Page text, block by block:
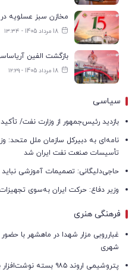
18 مرداد 1405 - ۱۳:۳۴
بازگشت الفین آریاساسول
18 مرداد 1405 - ۱۲:۲۹
سیاسی
بازدید رئیس‌جمهور از وزارت نفت/
نامه‌ای به دبیرکل سازمان ملل متحد:
تأسیسات صنعت نفت ایران شد
حاجی‌دلیگانی: تصمیمات آموزشی
وزیر دفاع: حرکت ایران به‌سوی
فرهنگی هنری
غبارروبی مزار شهدا در ماهشهر با
شهری
پتروشیمی اروند ۹۸۵